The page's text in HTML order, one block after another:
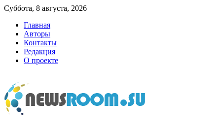
Суббота, 8 августа, 2026
Главная
Авторы
Контакты
Редакция
О проекте